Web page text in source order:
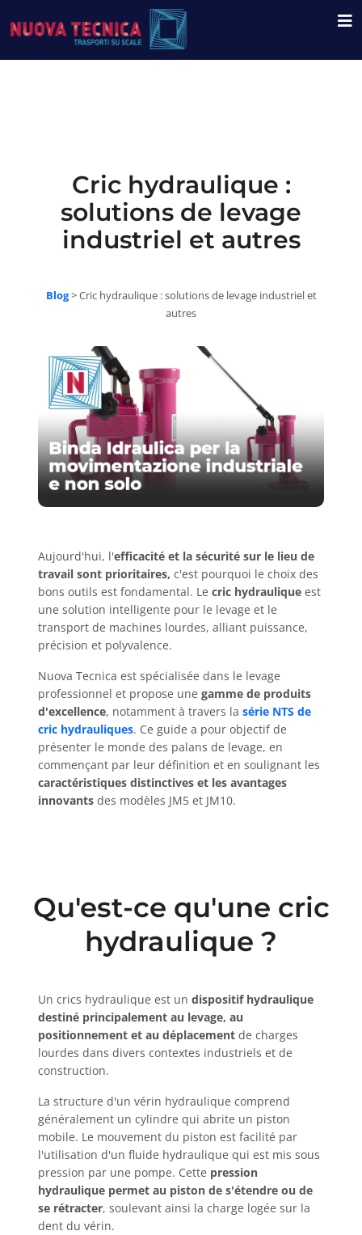
Cric hydraulique :
solutions de levage
industriel et autres
Blog>Cric hydraulique : solutions de levage industriel et
autres
Aujourd'hui, l'efficacité et la sécurité sur le lieu de
travail sont prioritaires, c'est pourquoi le choix des
bons outils est fondamental. Le cric hydraulique est
une solution intelligente pour le levage et le
transport de machines lourdes, alliant puissance,
précision et polyvalence.
Nuova Tecnica est spécialisée dans le levage
professionnel et propose une gamme de produits
d'excellence, notamment à travers la série NTS de
cric hydrauliques. Ce guide a pour objectif de
présenter le monde des palans de levage, en
commençant par leur définition et en soulignant les
caractéristiques distinctives et les avantages
innovants des modèles JM5 et JM10.
Qu'est-ce qu'une cric
hydraulique ?
Un crics hydraulique est un dispositif hydraulique
destiné principalement au levage, au
positionnement et au déplacement de charges
lourdes dans divers contextes industriels et de
construction.
La structure d'un vérin hydraulique comprend
généralement un cylindre qui abrite un piston
mobile. Le mouvement du piston est facilité par
l'utilisation d'un fluide hydraulique qui est mis sous
pression par une pompe. Cette pression
hydraulique permet au piston de s'étendre ou de
se rétracter, soulevant ainsi la charge logée sur la
dent du vérin.